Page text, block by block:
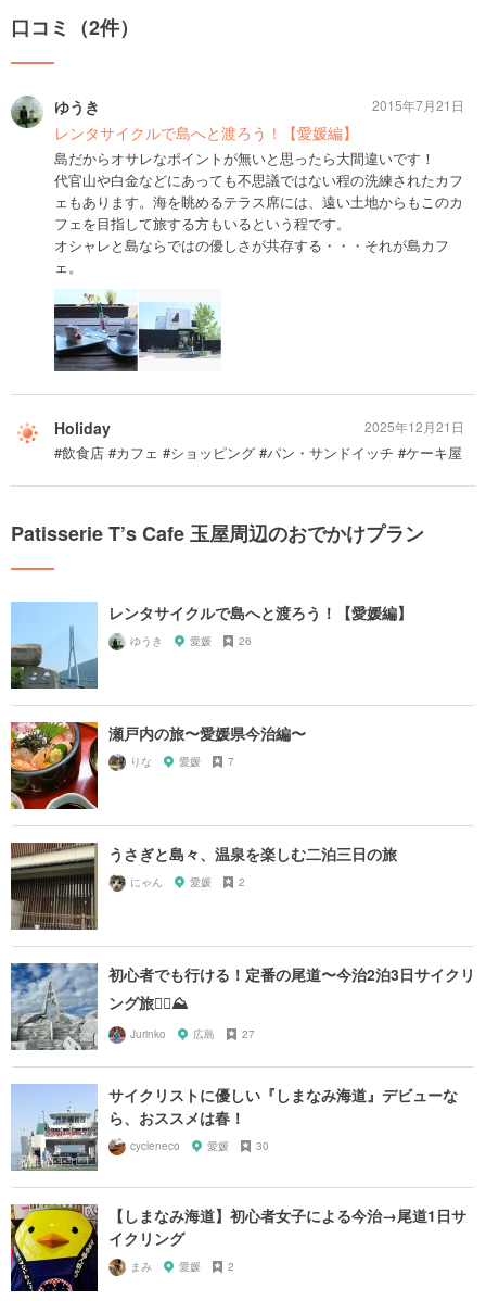
口コミ（2件）
ゆうき
レンタサイクルで島へと渡ろう！【愛媛編】
島だからオサレなポイントが無いと思ったら大間違いです！
代官山や白金などにあっても不思議ではない程の洗練されたカフ
ェもあります。海を眺めるテラス席には、遠い土地からもこのカ
フェを目指して旅する方もいるという程です。
オシャレと島ならではの優しさが共存する・・・それが島カフ
ェ。
2015年7月21日
Holiday
#飲食店 #カフェ #ショッピング #パン・サンドイッチ #ケーキ屋
2025年12月21日
Patisserie T’s Cafe 玉屋周辺のおでかけプラン
レンタサイクルで島へと渡ろう！【愛媛編】
ゆうき 愛媛 26
瀬戸内の旅〜愛媛県今治編〜
りな 愛媛 7
うさぎと島々、温泉を楽しむ二泊三日の旅
にゃん 愛媛 2
初心者でも行ける！定番の尾道〜今治2泊3日サイクリ
ング旅🚴‍♀️⛰
Jurinko 広島 27
サイクリストに優しい『しまなみ海道』デビューな
ら、おススメは春！
cycleneco 愛媛 30
【しまなみ海道】初心者女子による今治→尾道1日サ
イクリング
まみ 愛媛 2